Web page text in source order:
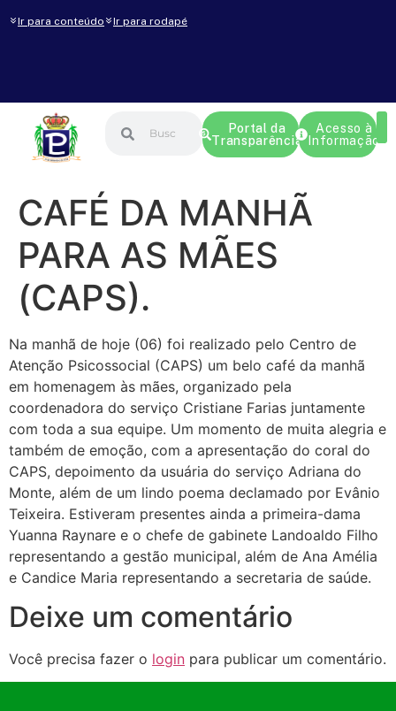
Ir para conteúdo Ir para rodapé
Portal da
Transparência
Acesso à
Informação
CAFÉ DA MANHÃ
PARA AS MÃES
(CAPS).
Na manhã de hoje (06) foi realizado pelo Centro de
Atenção Psicossocial (CAPS) um belo café da manhã
em homenagem às mães, organizado pela
coordenadora do serviço Cristiane Farias juntamente
com toda a sua equipe. Um momento de muita alegria e
também de emoção, com a apresentação do coral do
CAPS, depoimento da usuária do serviço Adriana do
Monte, além de um lindo poema declamado por Evânio
Teixeira. Estiveram presentes ainda a primeira-dama
Yuanna Raynare e o chefe de gabinete Landoaldo Filho
representando a gestão municipal, além de Ana Amélia
e Candice Maria representando a secretaria de saúde.
Deixe um comentário
Você precisa fazer o login para publicar um comentário.